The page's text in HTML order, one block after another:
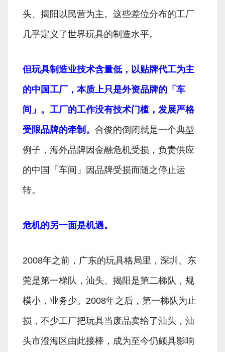
头、揭阳以民营为主。这些差位分布的工厂
几乎定义了世界玩具的制造水平。
但玩具制造业技术含量低，以贴牌代工为主
的中国工厂，本质上只是外资品牌的「车
间」。工厂的工作没有技术门槛，发展严格
受限品牌的牵制。 合俊的倒闭就是一个典型
例子，海外品牌因金融危机受损，负责供应
的中国「车间」因品牌受损而随之停止运
转。
危机的另一面是机遇。
2008年之前，广东的玩具格局里，深圳、东
莞是第一梯队，汕头、揭阳是第二梯队，规
模小，业务少。2008年之后，第一梯队为止
损，不少工厂把玩具当废品卖给了汕头，汕
头市澄海区由此接棒，成为至今仍颇具影响